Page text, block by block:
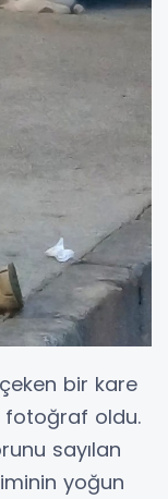
bir kare
fotoğraf oldu.
sayılan
yoğun